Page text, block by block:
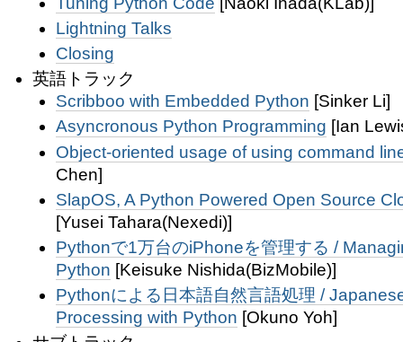
Lightning Talks
Closing
英語トラック
Scribboo with Embedded Python [Sinker Li]
Asyncronous Python Programming [Ian
Object-oriented usage of using command
Chen]
SlapOS, A Python Powered Open Source
[Yusei Tahara(Nexedi)]
Pythonで1万台のiPhoneを管理する /
Python [Keisuke Nishida(BizMobile)]
Pythonによる日本語自然言語処理 /
Processing with Python [Okuno Yoh]